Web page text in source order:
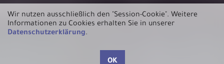
Wir nutzen ausschließlich den "Session-Cookie". Weitere
Informationen zu Cookies erhalten Sie in unserer
Datenschutzerklärung.
OK